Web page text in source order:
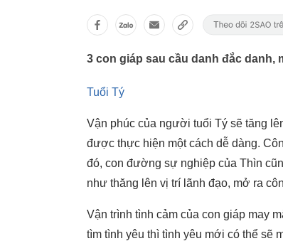
3 con giáp sau cầu danh đắc
Tuổi Tý
Vận phúc của người tuổi Tý sẽ tăng
được thực hiện một cách dễ dàng.
đó, con đường sự nghiệp của Thìn
như thăng lên vị trí lãnh đạo, mở ra
Vận trình tình cảm của con giáp may
tìm tình yêu thì tình yêu mới có thể sẽ